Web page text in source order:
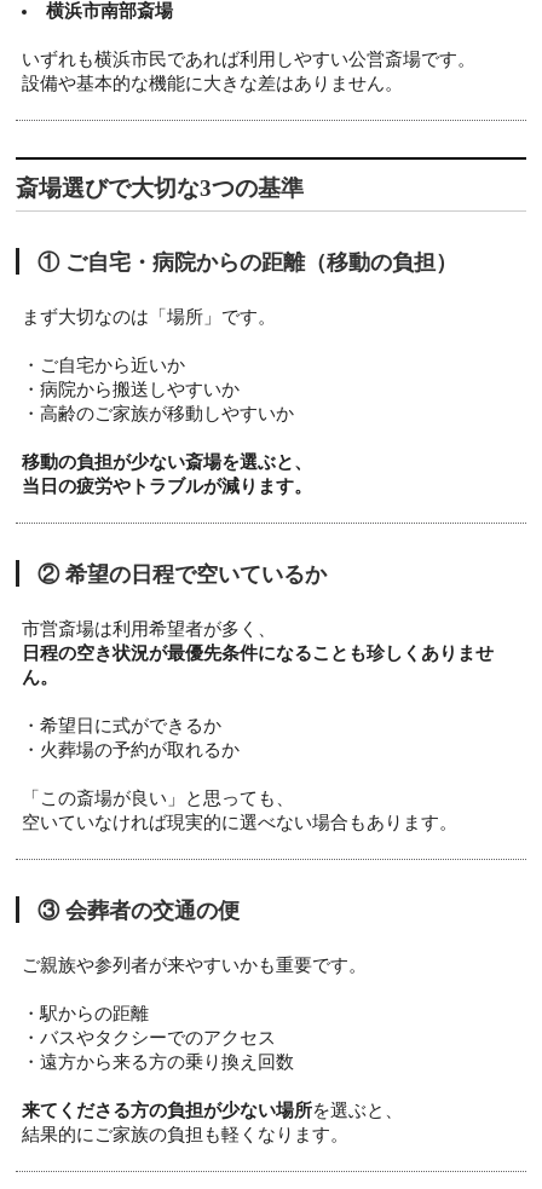
横浜市南部斎場
いずれも横浜市民であれば利用しやすい公営斎場です。
設備や基本的な機能に大きな差はありません。
斎場選びで大切な3つの基準
① ご自宅・病院からの距離（移動の負担）
まず大切なのは「場所」です。
・ご自宅から近いか
・病院から搬送しやすいか
・高齢のご家族が移動しやすいか
移動の負担が少ない斎場を選ぶと、
当日の疲労やトラブルが減ります。
② 希望の日程で空いているか
市営斎場は利用希望者が多く、
日程の空き状況が最優先条件になることも珍しくありませ
ん。
・希望日に式ができるか
・火葬場の予約が取れるか
「この斎場が良い」と思っても、
空いていなければ現実的に選べない場合もあります。
③ 会葬者の交通の便
ご親族や参列者が来やすいかも重要です。
・駅からの距離
・バスやタクシーでのアクセス
・遠方から来る方の乗り換え回数
来てくださる方の負担が少ない場所を選ぶと、
結果的にご家族の負担も軽くなります。